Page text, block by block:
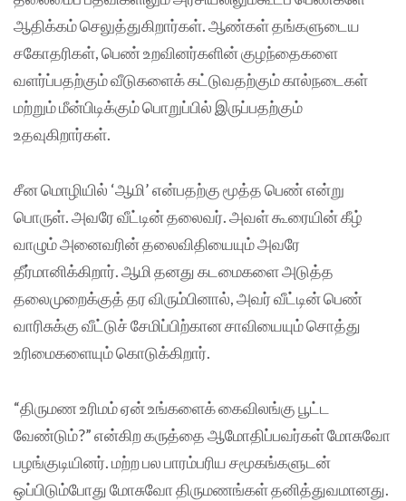
ஆதிக்கம் செலுத்துகிறார்கள். ஆண்கள் தங்களுடைய
சகோதரிகள், பெண் உறவினர்களின் குழந்தைகளை
வளர்ப்பதற்கும் வீடுகளைக் கட்டுவதற்கும் கால்நடைகள்
மற்றும் மீன்பிடிக்கும் பொறுப்பில் இருப்பதற்கும்
உதவுகிறார்கள்.
சீன மொழியில் ‘ஆமி’ என்பதற்கு மூத்த பெண் என்று
பொருள். அவரே வீட்டின் தலைவர். அவள் கூரையின் கீழ்
வாழும் அனைவரின் தலைவிதியையும் அவரே
தீர்மானிக்கிறார். ஆமி தனது கடமைகளை அடுத்த
தலைமுறைக்குத் தர விரும்பினால், அவர் வீட்டின் பெண்
வாரிசுக்கு வீட்டுச் சேமிப்பிற்கான சாவியையும் சொத்து
உரிமைகளையும் கொடுக்கிறார்.
“திருமண உரிமம் ஏன் உங்களைக் கைவிலங்கு பூட்ட
வேண்டும்?” என்கிற கருத்தை ஆமோதிப்பவர்கள் மோசுவோ
பழங்குடியினர். மற்ற பல பாரம்பரிய சமூகங்களுடன்
ஒப்பிடும்போது மோசுவோ திருமணங்கள் தனித்துவமானது.